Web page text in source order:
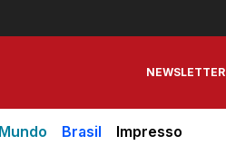
NEWSLETTER
Mundo Brasil Impresso